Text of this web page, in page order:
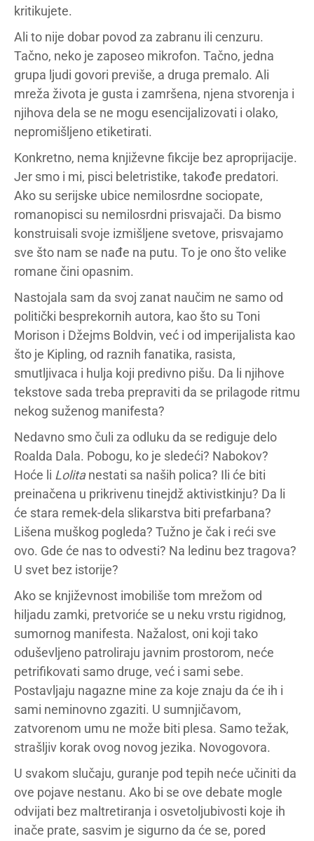
kritikujete.
Ali to nije dobar povod za zabranu ili cenzuru.
Tačno, neko je zaposeo mikrofon. Tačno, jedna
grupa ljudi govori previše, a druga premalo. Ali
mreža života je gusta i zamršena, njena stvorenja i
njihova dela se ne mogu esencijalizovati i olako,
nepromišljeno etiketirati.
Konkretno, nema književne fikcije bez aproprijacije.
Jer smo i mi, pisci beletristike, takođe predatori.
Ako su serijske ubice nemilosrdne sociopate,
romanopisci su nemilosrdni prisvajači. Da bismo
konstruisali svoje izmišljene svetove, prisvajamo
sve što nam se nađe na putu. To je ono što velike
romane čini opasnim.
Nastojala sam da svoj zanat naučim ne samo od
politički besprekornih autora, kao što su Toni
Morison i Džejms Boldvin, već i od imperijalista kao
što je Kipling, od raznih fanatika, rasista,
smutljivaca i hulja koji predivno pišu. Da li njihove
tekstove sada treba prepraviti da se prilagode ritmu
nekog suženog manifesta?
Nedavno smo čuli za odluku da se rediguje delo
Roalda Dala. Pobogu, ko je sledeći? Nabokov?
Hoće li Lolitanestati sa naših polica? Ili će biti
preinačena u prikrivenu tinejdž aktivistkinju? Da li
će stara remek-dela slikarstva biti prefarbana?
Lišena muškog pogleda? Tužno je čak i reći sve
ovo. Gde će nas to odvesti? Na ledinu bez tragova?
U svet bez istorije?
Ako se književnost imobiliše tom mrežom od
hiljadu zamki, pretvoriće se u neku vrstu rigidnog,
sumornog manifesta. Nažalost, oni koji tako
oduševljeno patroliraju javnim prostorom, neće
petrifikovati samo druge, već i sami sebe.
Postavljaju nagazne mine za koje znaju da će ih i
sami neminovno zgaziti. U sumnjičavom,
zatvorenom umu ne može biti plesa. Samo težak,
strašljiv korak ovog novog jezika. Novogovora.
U svakom slučaju, guranje pod tepih neće učiniti da
ove pojave nestanu. Ako bi se ove debate mogle
odvijati bez maltretiranja i osvetoljubivosti koje ih
inače prate, sasvim je sigurno da će se, pored